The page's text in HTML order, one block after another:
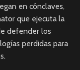
en cónclaves,
que ejecuta la
defender los
perdidas para